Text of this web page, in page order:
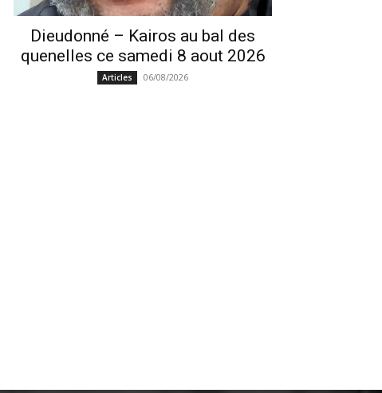
Dieudonné – Kairos au bal des
quenelles ce samedi 8 aout 2026
Articles 06/08/2026